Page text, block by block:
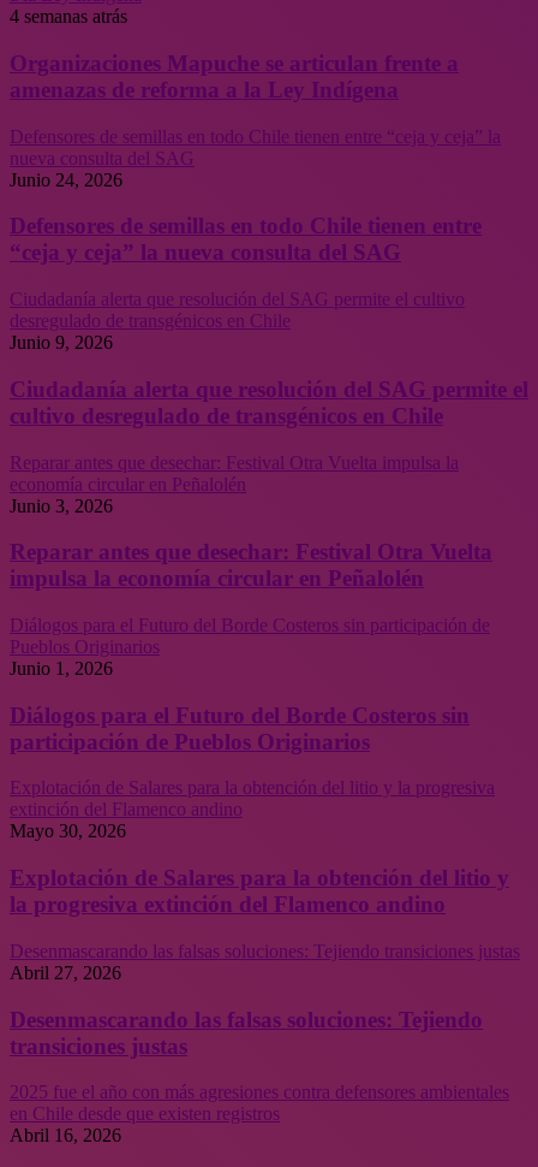
4 semanas atrás
Organizaciones Mapuche se articulan frente a
amenazas de reforma a la Ley Indígena
Defensores de semillas en todo Chile tienen entre “ceja y ceja” la
nueva consulta del SAG
Junio 24, 2026
Defensores de semillas en todo Chile tienen entre
“ceja y ceja” la nueva consulta del SAG
Ciudadanía alerta que resolución del SAG permite el cultivo
desregulado de transgénicos en Chile
Junio 9, 2026
Ciudadanía alerta que resolución del SAG permite el
cultivo desregulado de transgénicos en Chile
Reparar antes que desechar: Festival Otra Vuelta impulsa la
economía circular en Peñalolén
Junio 3, 2026
Reparar antes que desechar: Festival Otra Vuelta
impulsa la economía circular en Peñalolén
Diálogos para el Futuro del Borde Costeros sin participación de
Pueblos Originarios
Junio 1, 2026
Diálogos para el Futuro del Borde Costeros sin
participación de Pueblos Originarios
Explotación de Salares para la obtención del litio y la progresiva
extinción del Flamenco andino
Mayo 30, 2026
Explotación de Salares para la obtención del litio y
la progresiva extinción del Flamenco andino
Desenmascarando las falsas soluciones: Tejiendo transiciones justas
Abril 27, 2026
Desenmascarando las falsas soluciones: Tejiendo
transiciones justas
2025 fue el año con más agresiones contra defensores ambientales
en Chile desde que existen registros
Abril 16, 2026